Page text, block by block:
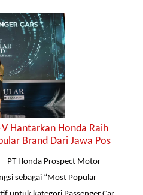
Hantarkan Honda Raih
Brand Dari Jawa Pos
PT Honda Prospect Motor
sebagai “Most Popular